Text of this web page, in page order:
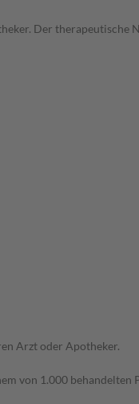
Der therapeutische
Arzt oder Apotheker.
von 1.000 behandelten